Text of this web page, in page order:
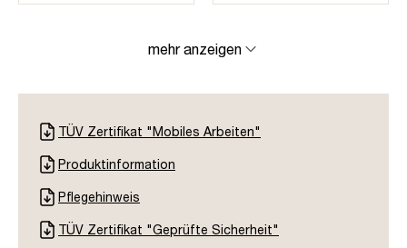
mehr anzeigen
TÜV Zertifikat "Mobiles Arbeiten"
Produktinformation
Pflegehinweis
TÜV Zertifikat "Geprüfte Sicherheit"